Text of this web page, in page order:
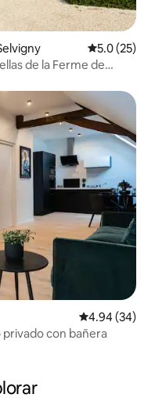
Calificación
5.0 (25)
de la Ferme de
Calificación
4.94 (34)
con bañera